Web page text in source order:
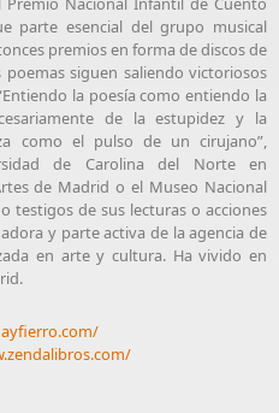
parte esencial del grupo musical
premios en forma de discos de
siguen saliendo victoriosos
la poesía como entiendo la
de la estupidez y la
como el pulso de un cirujano”,
de Carolina del Norte en
de Madrid o el Museo Nacional
testigos de sus lecturas o acciones
y parte activa de la agencia de
en arte y cultura. Ha vivido en